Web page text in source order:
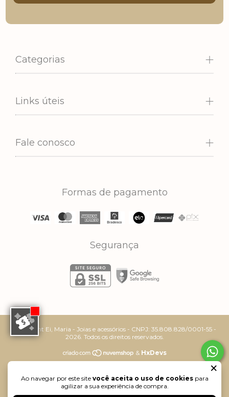
×
Ao navegar por este site você aceita o uso de cookiespara
agilizar a sua experiência de compra.
Categorias
Links úteis
Fale conosco
Formas de pagamento
Segurança
Copyright Ei, Maria - Joias e acessórios - CNPJ: 35.808.828/0001-55 -
2026. Todos os direitos reservados.
& HxDevs